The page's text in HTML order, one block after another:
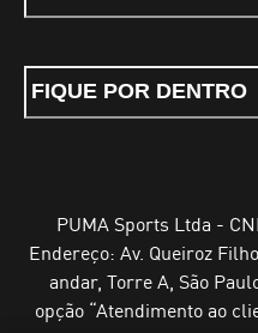
FIQUE POR DENTRO
PUMA Sports Ltda -
Endereço: Av. Queiroz
andar, Torre A, São
opção “Atendimento ao